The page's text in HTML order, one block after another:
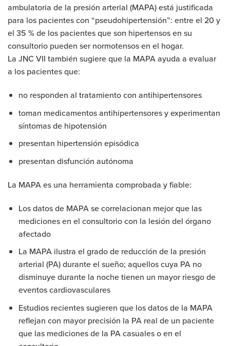
ambulatoria de la presión arterial (MAPA) está justificada
para los pacientes con “pseudohipertensión”: entre el 20 y
el 35 % de los pacientes que son hipertensos en su
consultorio pueden ser normotensos en el hogar.
La JNC VII también sugiere que la MAPA ayuda a evaluar
a los pacientes que:
no responden al tratamiento con antihipertensores
toman medicamentos antihipertensores y experimentan
síntomas de hipotensión
presentan hipertensión episódica
presentan disfunción autónoma
La MAPA es una herramienta comprobada y fiable:
Los datos de MAPA se correlacionan mejor que las
mediciones en el consultorio con la lesión del órgano
afectado
La MAPA ilustra el grado de reducción de la presión
arterial (PA) durante el sueño; aquellos cuya PA no
disminuye durante la noche tienen un mayor riesgo de
eventos cardiovasculares
Estudios recientes sugieren que los datos de la MAPA
reflejan con mayor precisión la PA real de un paciente
que las mediciones de la PA casuales o en el